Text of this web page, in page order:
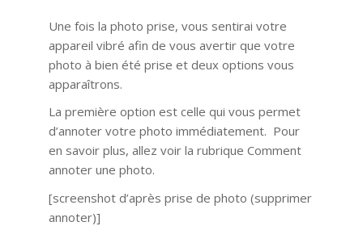
Une fois la photo prise, vous sentirai votre
appareil vibré afin de vous avertir que votre
photo à bien été prise et deux options vous
apparaîtrons.
La première option est celle qui vous permet
d’annoter votre photo immédiatement. Pour
en savoir plus, allez voir la rubrique Comment
annoter une photo.
[screenshot d’après prise de photo (supprimer
annoter)]